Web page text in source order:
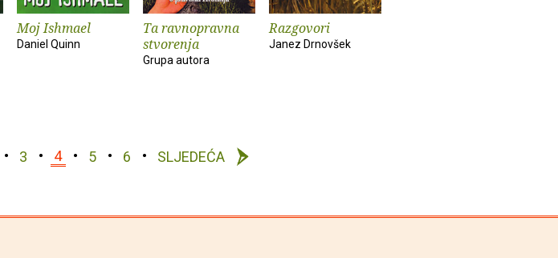
Moj Ishmael
Daniel Quinn
Ta ravnopravna
stvorenja
Grupa autora
Razgovori
Janez Drnovšek
3 4 5 6 SLJEDEĆA